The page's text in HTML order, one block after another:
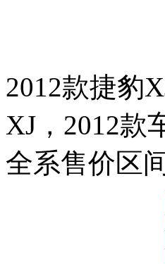
2012款捷豹
XJ，2012款
全系售价区